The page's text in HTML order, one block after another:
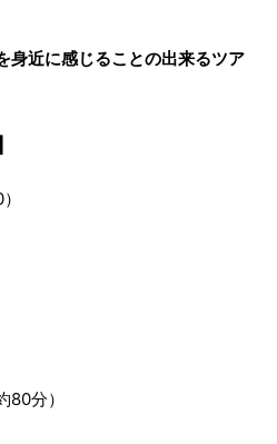
身近に感じることの出来るツア
分）